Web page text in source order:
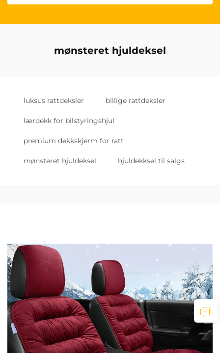
mønsteret hjuldeksel
luksus rattdeksler billige rattdeksler
lærdekk for bilstyringshjul
premium dekkskjerm for ratt
mønsteret hjuldeksel hjuldekksel til salgs